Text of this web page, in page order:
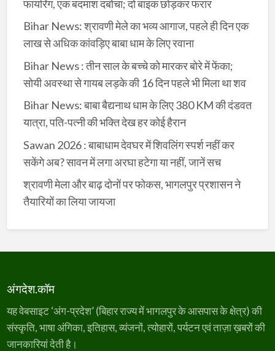
फायरिंग, एक बदमाश दबोचा; दो बाइक छोड़कर फरार
Bihar News: श्रावणी मेले का भव्य आगाज, पहले ही दिन एक
लाख से अधिक कांवड़िए बाबा धाम के लिए रवाना
Bihar News : तीन साल के बच्चे को मारकर बोरे में फेंका;
सोयी अवस्था से गायब लड़के की 16 दिन पहले भी मिला था शव
Bihar News: बाबा बैद्यनाथ धाम के लिए 380 KM की दंडवत
यात्रा, पति-पत्नी की भक्ति देख हर कोई हैरान
Sawan 2026 : बाबाधाम देवघर में शिवलिंग स्पर्श नहीं कर
सकेंगे अब? सावन में लगा अरघा हटेगा या नहीं, जानें सच
श्रावणी मेला और बाढ़ दोनों पर फोकस, भागलपुर प्रशासन ने
तैयारियों का लिया जायजा
अंगदेश.कॉम
यह वेबसाइट ‘अंग-प्रदेश’ (बिहार राज्य में भागलपुर के आसपास के क्षेत्र) की
संस्कृति, भाषा अंगिका, इतिहास, व्यंजनों, त्योहारों, पर्यटन एवं ताज़ा ख़बरों की
जानकारियां देती है।